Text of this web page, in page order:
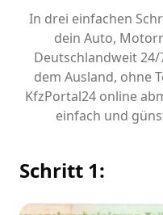
In drei einfachen
dein Auto,
Deutschlandweit
dem Ausland, ohne
KfzPortal24 online
einfach und
Schritt 1: